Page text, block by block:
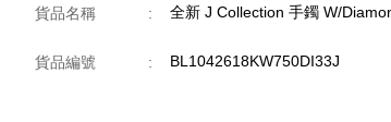
貨品名稱 : 全新 J Collection 手鐲 W/
貨品編號 : BL1042618KW750DI33J